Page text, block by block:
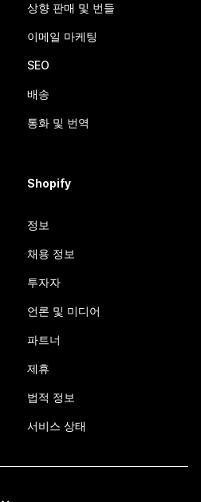
상향 판매 및 번들
이메일 마케팅
SEO
배송
통화 및 번역
Shopify
정보
채용 정보
투자자
언론 및 미디어
파트너
제휴
법적 정보
서비스 상태